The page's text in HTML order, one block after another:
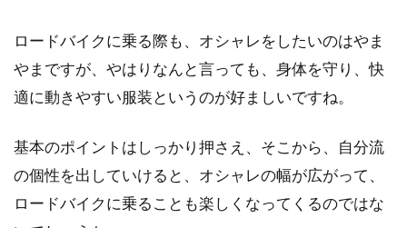
ロードバイクに乗る際も、オシャレをしたいのはやま
やまですが、やはりなんと言っても、身体を守り、快
適に動きやすい服装というのが好ましいですね。
基本のポイントはしっかり押さえ、そこから、自分流
の個性を出していけると、オシャレの幅が広がって、
ロードバイクに乗ることも楽しくなってくるのではな